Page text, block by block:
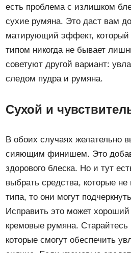
есть проблема с излишком
сухие румяна. Это даст вам
матирующий эффект,
типом никогда не бывает
советуют другой вариант:
следом пудра и румяна.
Сухой и
В обоих случаях желательно
сияющим финишем. Это
здорового блеска. Но и тут
выбрать средства, которые не
типа, то они могут
Исправить это может
кремовые румяна.
которые смогут обеспечить